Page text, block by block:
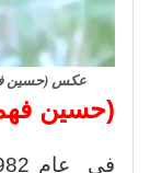
عكس (حسين
(حسين